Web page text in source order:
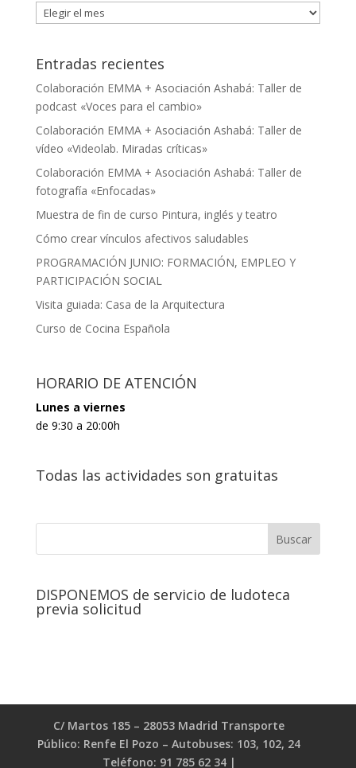
Actividades
mensuales
Entradas recientes
Colaboración EMMA + Asociación Ashabá: Taller de
podcast «Voces para el cambio»
Colaboración EMMA + Asociación Ashabá: Taller de
vídeo «Videolab. Miradas críticas»
Colaboración EMMA + Asociación Ashabá: Taller de
fotografía «Enfocadas»
Muestra de fin de curso Pintura, inglés y teatro
Cómo crear vínculos afectivos saludables
PROGRAMACIÓN JUNIO: FORMACIÓN, EMPLEO Y
PARTICIPACIÓN SOCIAL
Visita guiada: Casa de la Arquitectura
Curso de Cocina Española
HORARIO DE ATENCIÓN
Lunes a viernes
de 9:30 a 20:00h
Todas las actividades son gratuitas
DISPONEMOS de servicio de ludoteca
previa solicitud
C/ Martos 185 – 28053 Madrid Transporte
Público: Renfe El Pozo – Autobuses: 103, 102, 24
Teléfono: 91 785 62 34 |